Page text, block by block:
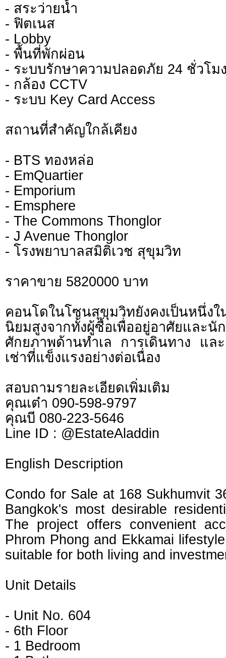
- สระว่ายน้ำ
- ฟิตเนส
- Lobby
- พื้นที่พักผ่อน
- ระบบรักษาความปลอดภัย 24 ชั่วโม
- กล้อง CCTV
- ระบบ Key Card Access
สถานที่สำคัญใกล้เคียง
- BTS ทองหล่อ
- EmQuartier
- Emporium
- Emsphere
- The Commons Thonglor
- J Avenue Thonglor
- โรงพยาบาลสมิติเวช สุขุมวิท
ราคาขาย 5820000 บาท
คอนโดในโซนสุขุมวิทยังคงเป็นหนึ่งใ
นิยมสูงจากทั้งผู้ซื้อเพื่ออยู่อาศัย
ศักยภาพด้านทำเล การเดินทาง แล
เช่าที่แข็งแรงอย่างต่อเนื่อง
สอบถามรายละเอียดเพิ่มเติม
คุณเต๋า 090-598-9797
คุณบี 080-223-5646
Line ID : @EstateAladdin
English Description
Condo for Sale at 168 Sukhumvit
Bangkok's most desirable
The project offers convenient
Phrom Phong and Ekkamai
suitable for both living and
Unit Details
- Unit No. 604
- 6th Floor
- 1 Bedroom